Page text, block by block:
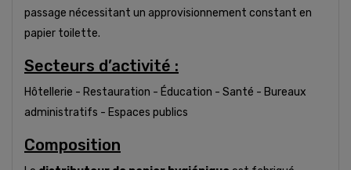
passage nécessitant un approvisionnement constant en
papier toilette.
Secteurs d’activité :
Hôtellerie - Restauration - Éducation - Santé - Bureaux
administratifs - Espaces publics
Composition